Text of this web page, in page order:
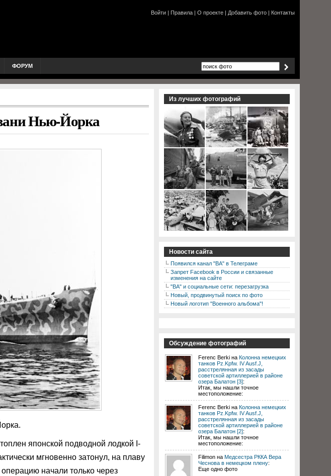
Войти | Правила | О проекте | Добавить фото | Контакты
ФОРУМ
Нью-Йорка
японской подводной лодкой I-
мгновенно затонул, на плаву
начали только через
Из лучших фотографий
Новости сайта
Появился канал "ВА" в Телеграме
Запрет Facebook в России и связанные
изменения на сайте
"ВА" и социальные сети: перезагрузка
Новый, продвинутый поиск по фото
Новый логотип "Военного альбома"!
Обсуждение фотографий
Ferenc Berki на Колонна немецких
танков Pz.Kpfw. IV Ausf.J,
расстрелянная из засады
советской артиллерией в районе
озера Балатон [3]:
Итак, мы нашли точное
местоположение:
Ferenc Berki на Колонна немецких
танков Pz.Kpfw. IV Ausf.J,
расстрелянная из засады
советской артиллерией в районе
озера Балатон [2]:
Итак, мы нашли точное
местоположение:
Filimon на Медсестра РККА Вера
Чеснова в немецком плену:
Еще одно фото